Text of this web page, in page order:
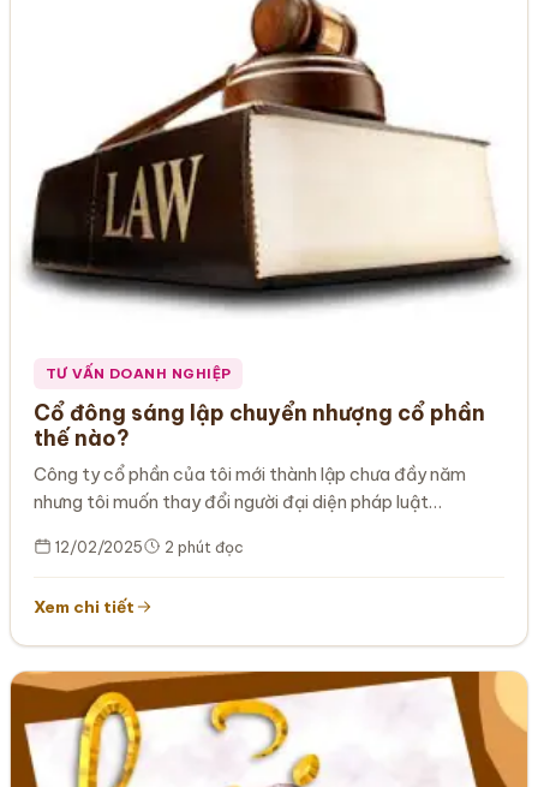
TƯ VẤN DOANH NGHIỆP
Cổ đông sáng lập chuyển nhượng cổ phần
thế nào?
Công ty cổ phần của tôi mới thành lập chưa đầy năm
nhưng tôi muốn thay đổi người đại diện pháp luật…
12/02/2025 2 phút đọc
Xem chi tiết